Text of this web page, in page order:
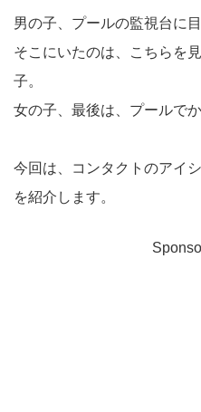
男の子、プールの監視台に
そこにいたのは、こちらを
子。
女の子、最後は、プールで
今回は、コンタクトのアイ
を紹介します。